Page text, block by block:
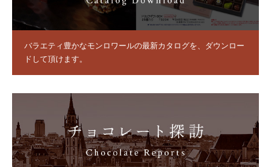
バラエティ豊かなモンロワールの最新カタログを、ダウンロー
ドして頂けます。